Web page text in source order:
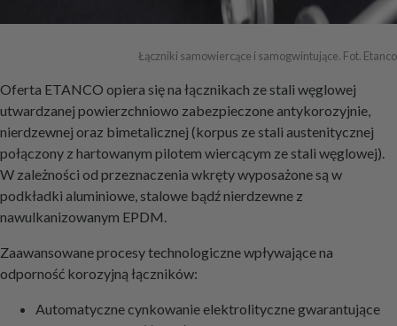
Łączniki samowiercące i samogwintujące. Fot. Etanco
Oferta ETANCO opiera się na łącznikach ze stali węglowej
utwardzanej powierzchniowo zabezpieczone antykorozyjnie,
nierdzewnej oraz bimetalicznej (korpus ze stali austenitycznej
połączony z hartowanym pilotem wiercącym ze stali węglowej).
W zależności od przeznaczenia wkręty wyposażone są w
podkładki aluminiowe, stalowe bądź nierdzewne z
nawulkanizowanym EPDM.
Zaawansowane procesy technologiczne wpływające na
odporność korozyjną łączników:
Automatyczne cynkowanie elektrolityczne gwarantujące